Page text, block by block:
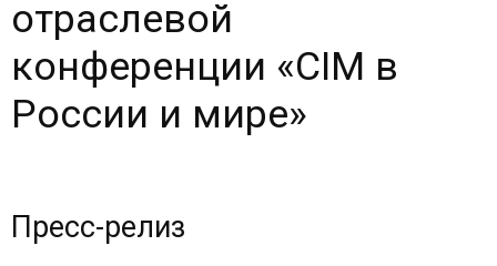
отраслевой
конференции «CIM в
России и мире»
Пресс-релиз